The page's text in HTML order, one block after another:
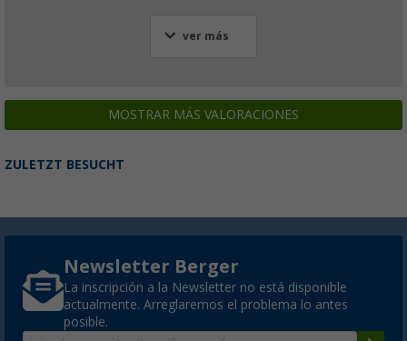
ver más
MOSTRAR MÁS VALORACIONES
ZULETZT BESUCHT
Newsletter Berger
La inscripción a la Newsletter no está disponible
actualmente. Arreglaremos el problema lo antes
posible.